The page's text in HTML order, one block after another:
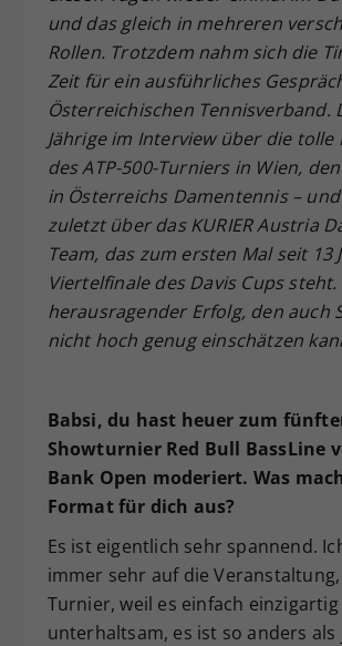
und das gleich in mehreren
Rollen. Trotzdem nahm sich die
Zeit für ein ausführliches
Österreichischen Tennisverband.
Jährige im Interview über die tolle
des ATP-500-Turniers in Wien,
in Österreichs Damentennis –
zuletzt über das KURIER Austria
Team, das zum ersten Mal seit 13
Viertelfinale des Davis Cups
herausragender Erfolg, den auch
nicht hoch genug einschätzen
Babsi, du hast heuer zum
Showturnier Red Bull BassLine
Bank Open moderiert. Was
Format für dich aus?
Es ist eigentlich sehr spannend.
immer sehr auf die
Turnier, weil es einfach einzigartig
unterhaltsam, es ist so anders als
Zweck
Dieser Wert speichert
Einstellungen. Unter
zufällig generierte ID,
historische
Webseiten-Betreiber
hat.